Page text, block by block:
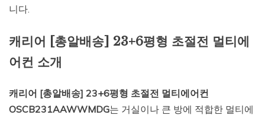
니다.
캐리어 [총알배송] 23+6평형 초절전 멀티에
어컨 소개
캐리어 [총알배송] 23+6평형 초절전 멀티에어컨
OSCB231AAWWMDG는 거실이나 큰 방에 적합한 멀티에